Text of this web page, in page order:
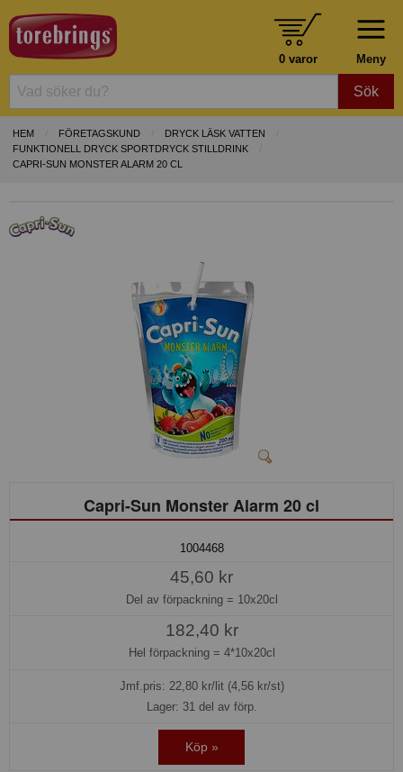
Meny
0 varor
Sök
HEM FÖRETAGSKUND
DRYCK LÄSK VATTEN
FUNKTIONELL DRYCK SPORTDRYCK STILLDRINK
CAPRI-SUN MONSTER ALARM 20 CL
Capri-Sun Monster Alarm 20 cl
1004468
45,60 kr
Del av förpackning = 10x20cl
182,40 kr
Hel förpackning = 4*10x20cl
Jmf.pris: 22,80kr/lit (4,56 kr/st)
Lager: 31 del av förp.
Köp »